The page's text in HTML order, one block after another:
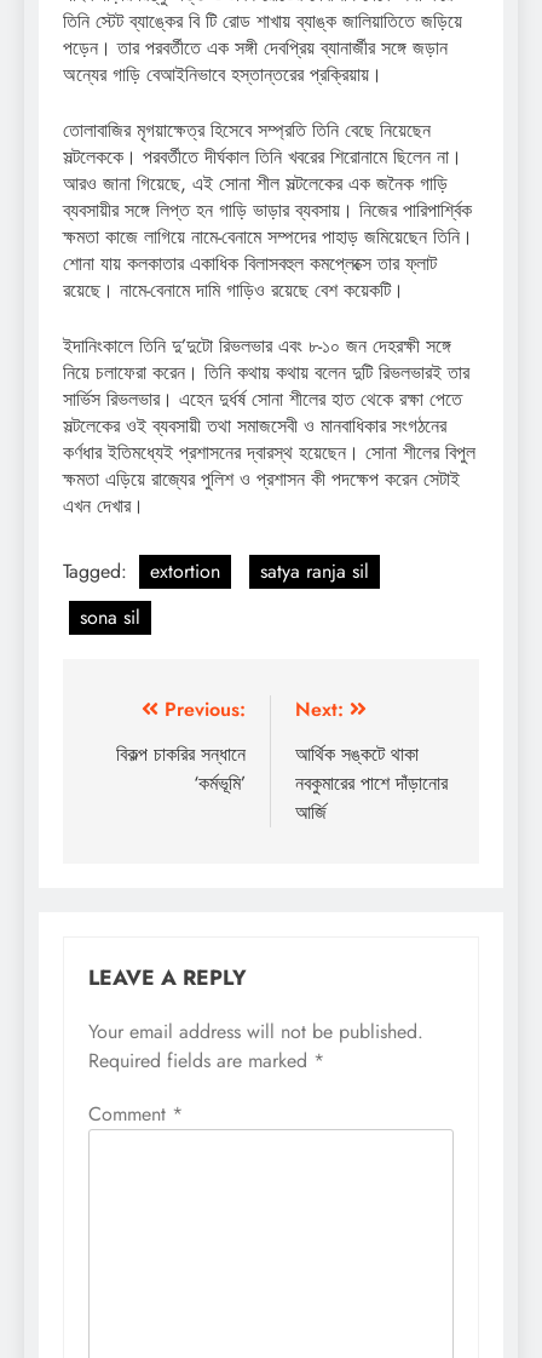
তিনি স্টেট ব্যাঙ্কের বি টি রোড শাখায় ব্যাঙ্ক জালিয়াতিতে জড়িয়ে
পড়েন। তার পরবর্তীতে এক সঙ্গী দেবপ্রিয় ব্যানার্জীর সঙ্গে জড়ান
অন্যের গাড়ি বেআইনিভাবে হস্তান্তরের প্রক্রিয়ায়।
তোলাবাজির মৃগয়াক্ষেত্র হিসেবে সম্প্রতি তিনি বেছে নিয়েছেন
সল্টলেককে। পরবর্তীতে দীর্ঘকাল তিনি খবরের শিরোনামে ছিলেন না।
আরও জানা গিয়েছে, এই সোনা শীল সল্টলেকের এক জনৈক গাড়ি
ব্যবসায়ীর সঙ্গে লিপ্ত হন গাড়ি ভাড়ার ব্যবসায়। নিজের পারিপার্শ্বিক
ক্ষমতা কাজে লাগিয়ে নামে-বেনামে সম্পদের পাহাড় জমিয়েছেন তিনি।
শোনা যায় কলকাতার একাধিক বিলাসবহুল কমপ্লেক্সে তার ফ্লাট
রয়েছে। নামে-বেনামে দামি গাড়িও রয়েছে বেশ কয়েকটি।
ইদানিংকালে তিনি দু’দুটো রিভলভার এবং ৮-১০ জন দেহরক্ষী সঙ্গে
নিয়ে চলাফেরা করেন। তিনি কথায় কথায় বলেন দুটি রিভলভারই তার
সার্ভিস রিভলভার। এহেন দুর্ধর্ষ সোনা শীলের হাত থেকে রক্ষা পেতে
সল্টলেকের ওই ব্যবসায়ী তথা সমাজসেবী ও মানবাধিকার সংগঠনের
কর্ণধার ইতিমধ্যেই প্রশাসনের দ্বারস্থ হয়েছেন। সোনা শীলের বিপুল
ক্ষমতা এড়িয়ে রাজ্যের পুলিশ ও প্রশাসন কী পদক্ষেপ করেন সেটাই
এখন দেখার।
Tagged: extortion
satya ranja sil
sona sil
navigation
Previous:
বিকল্প চাকরির সন্ধানে
‘কর্মভূমি’
Next:
আর্থিক সঙ্কটে থাকা
নবকুমারের পাশে দাঁড়ানোর
আর্জি
LEAVE A REPLY
Your email address will not be published.
Required fields are marked *
Comment *